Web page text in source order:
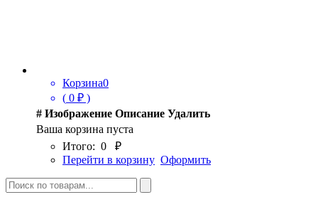
Корзина0
( 0 ₽ )
# Изображение Описание Удалить
Ваша корзина пуста
Итого: 0
₽
Перейти в корзину Оформить